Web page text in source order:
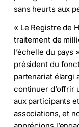
sans heurts aux
« Le Registre de
traitement de
l’échelle du pays
président du
partenariat élargi
continuer d’offrir
aux participants
associations, et